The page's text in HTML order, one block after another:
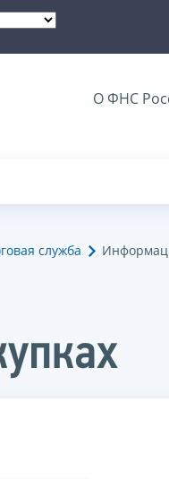
О ФНС
служба